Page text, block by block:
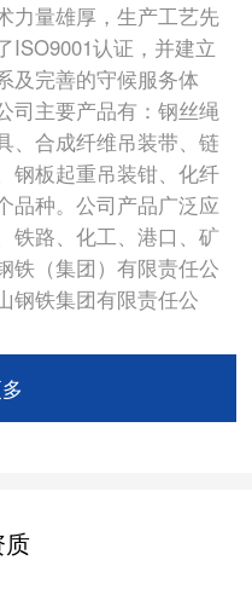
力量雄厚，生产工艺先
ISO9001认证，并建立
及完善的守候服务体
司主要产品有：钢丝绳
、合成纤维吊装带、链
钢板起重吊装钳、化纤
品种。公司产品广泛应
铁路、化工、港口、矿
铁（集团）有限责任公
钢铁集团有限责任公